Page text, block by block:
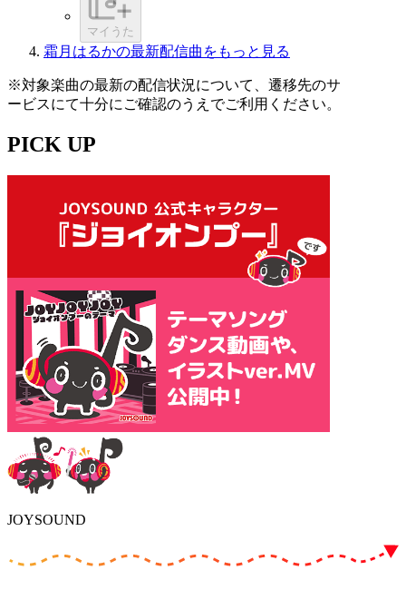
マイうた
霜月はるかの最新配信曲をもっと見る
※対象楽曲の最新の配信状況について、遷移先のサ
ービスにて十分にご確認のうえでご利用ください。
PICK UP
JOYSOUND